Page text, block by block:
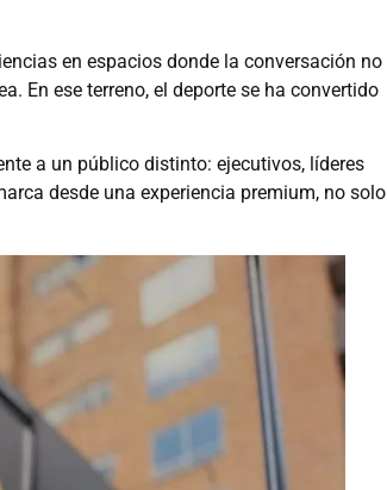
en espacios donde la conversación no
En ese terreno, el deporte se ha convertido
a un público distinto: ejecutivos, líderes
desde una experiencia premium, no solo